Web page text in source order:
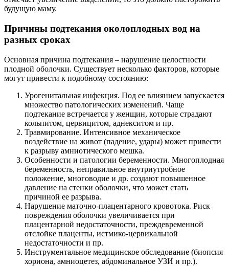
будущую маму.
Причины подтекания околоплодных вод на
разных сроках
Основная причина подтекания – нарушение целостности
плодной оболочки. Существует несколько факторов, которые
могут привести к подобному состоянию:
Урогенитальная инфекция. Под ее влиянием запускается
множество патологических изменений. Чаще
подтекание встречается у женщин, которые страдают
кольпитом, цервицитом, аднекситом и пр.
Травмирование. Интенсивное механическое
воздействие на живот (падение, удары) может привести
к разрыву амниотического мешка.
Особенности и патологии беременности. Многоплодная
беременность, неправильное внутриутробное
положение, многоводие и др. создают повышенное
давление на стенки оболочки, что может стать
причиной ее разрыва.
Нарушение маточно-плацентарного кровотока. Риск
повреждения оболочки увеличивается при
плацентарной недостаточности, преждевременной
отслойке плаценты, истмико-цервикальной
недостаточности и пр.
Инструментальное медицинское обследование (биопсия
хориона, амниоцетез, абдоминальное УЗИ и пр.).